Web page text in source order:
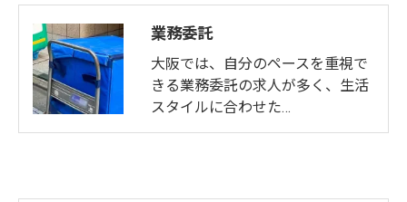
業務委託
大阪では、自分のペースを重視で
きる業務委託の求人が多く、生活
スタイルに合わせた…